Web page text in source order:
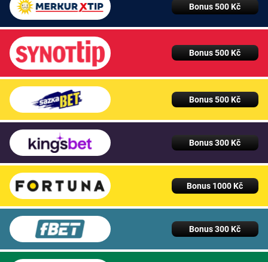
Bonus 500 Kč
Bonus 500 Kč
Bonus 500 Kč
Bonus 300 Kč
Bonus 1000 Kč
Bonus 300 Kč